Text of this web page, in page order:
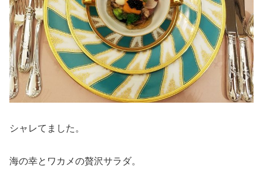
シャレてました。
海の幸とワカメの贅沢サラダ。